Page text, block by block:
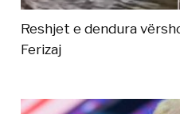
Reshjet e dendura
Ferizaj